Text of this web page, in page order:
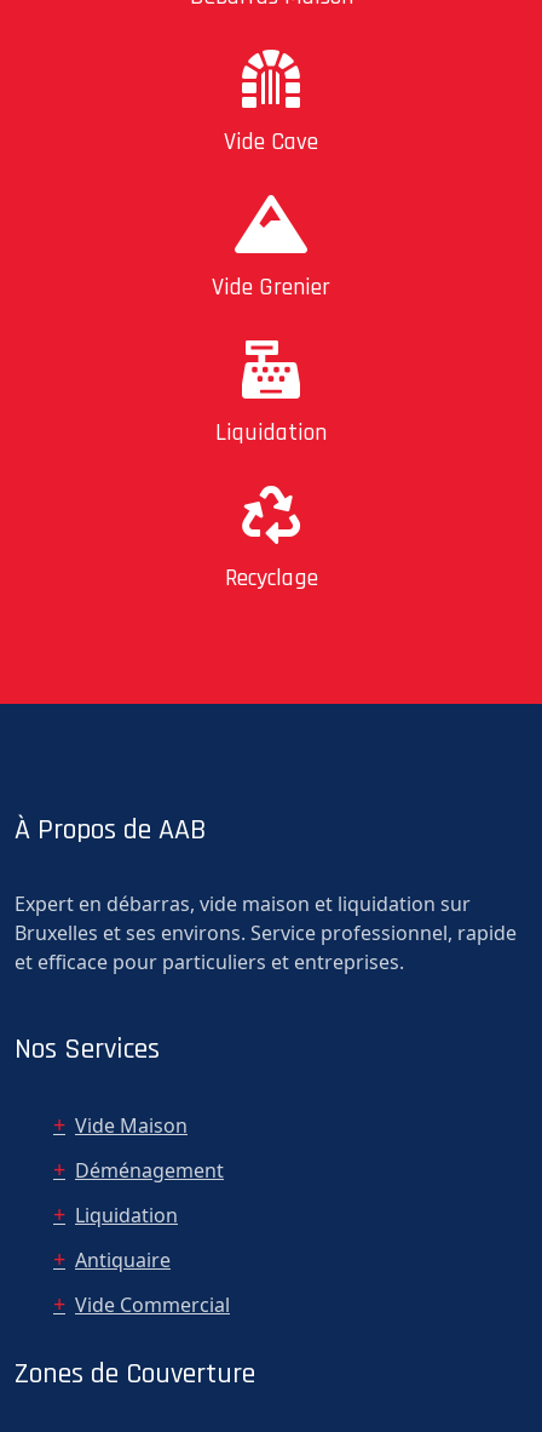
Vide Cave
Vide Grenier
Liquidation
Recyclage
À Propos de AAB
Expert en débarras, vide maison et liquidation sur
Bruxelles et ses environs. Service professionnel, rapide
et efficace pour particuliers et entreprises.
Nos Services
Vide Maison
Déménagement
Liquidation
Antiquaire
Vide Commercial
Zones de Couverture